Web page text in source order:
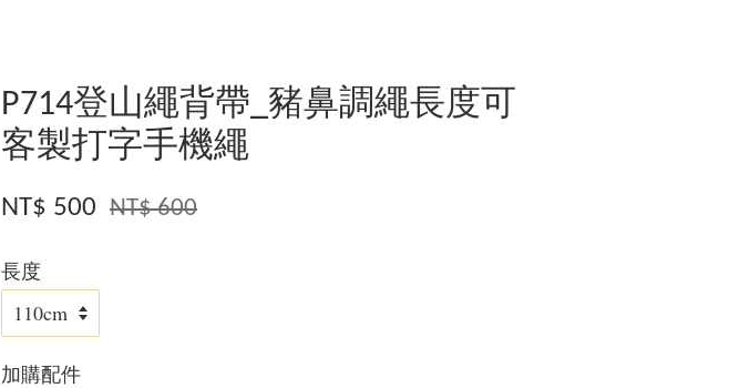
P714登山繩背帶_豬鼻調繩長度可
客製打字手機繩
NT$ 500 NT$ 600
長度
加購配件